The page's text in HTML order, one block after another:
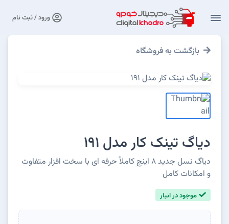
ورود / ثبت نام
بازگشت به فروشگاه
دیاگ تینک کار مدل 191
دیاگ نسل جدید ۸ اینچ کاملاً حرفه ای با سخت افزار متفاوت
و امکانات کامل
موجود در انبار